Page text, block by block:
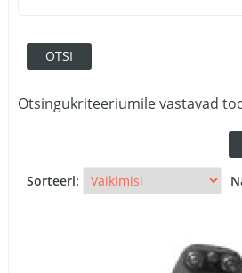
Otsingukriteeriumile vastavad
Sorteeri: